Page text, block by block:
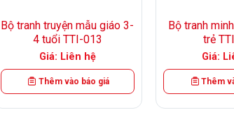
Bộ tranh truyện mẫu giáo 3-
4 tuổi TTI-013
Giá: Liên hệ
Thêm vào báo giá
Bộ tranh
trẻ
Giá:
Thêm